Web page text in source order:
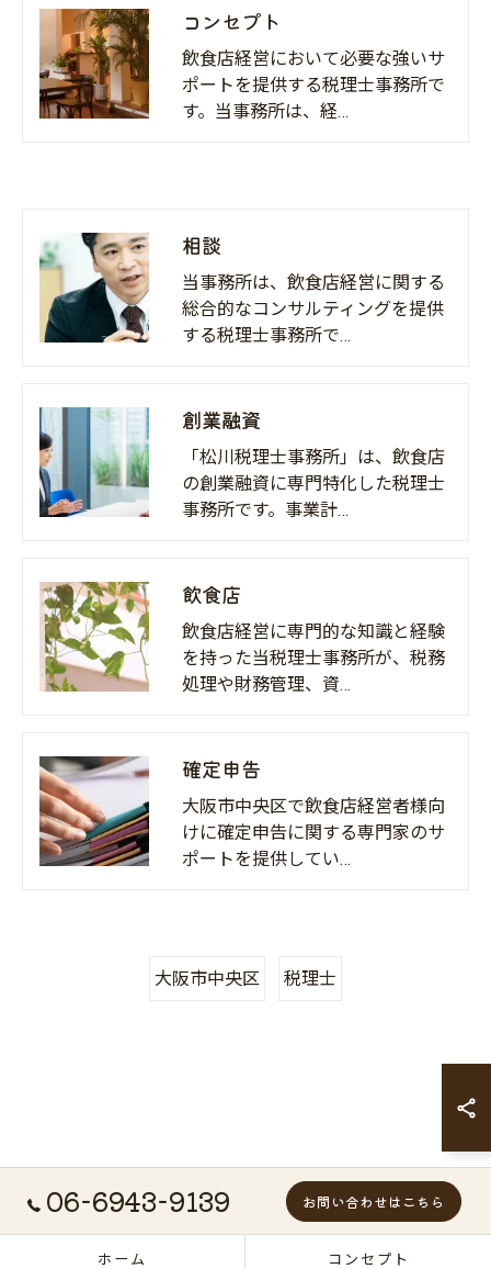
コンセプト
飲食店経営において必要な強いサ
ポートを提供する税理士事務所で
す。当事務所は、経…
相談
当事務所は、飲食店経営に関する
総合的なコンサルティングを提供
する税理士事務所で…
創業融資
「松川税理士事務所」は、飲食店
の創業融資に専門特化した税理士
事務所です。事業計…
飲食店
飲食店経営に専門的な知識と経験
を持った当税理士事務所が、税務
処理や財務管理、資…
確定申告
大阪市中央区で飲食店経営者様向
けに確定申告に関する専門家のサ
ポートを提供してい…
大阪市中央区 税理士
06-6943-9139 お問い合わせはこちら
ホーム コンセプト